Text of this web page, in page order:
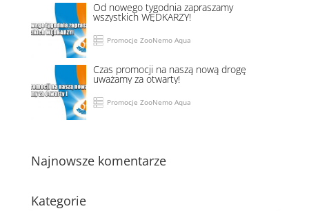
Promocje ZooNemo Aqua
Od nowego tygodnia zapraszamy
wszystkich WĘDKARZY!
Promocje ZooNemo Aqua
Czas promocji na naszą nową drogę
uważamy za otwarty!
Najnowsze komentarze
Kategorie